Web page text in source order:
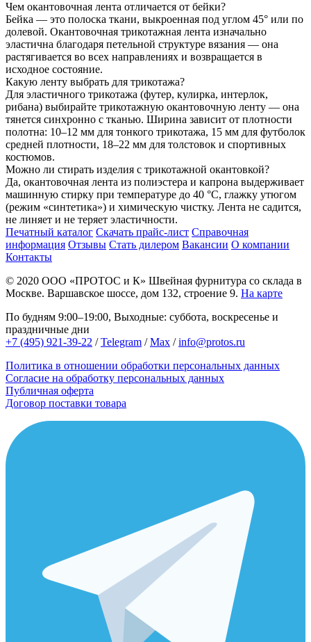
Чем окантовочная лента отличается от бейки?
Бейка — это полоска ткани, выкроенная под углом 45° или по
долевой. Окантовочная трикотажная лента изначально
эластична благодаря петельной структуре вязания — она
растягивается во всех направлениях и возвращается в
исходное состояние.
Какую ленту выбрать для трикотажа?
Для эластичного трикотажа (футер, кулирка, интерлок,
рибана) выбирайте трикотажную окантовочную ленту — она
тянется синхронно с тканью. Ширина зависит от плотности
полотна: 10–12 мм для тонкого трикотажа, 15 мм для футболок
средней плотности, 18–22 мм для толстовок и спортивных
костюмов.
Можно ли стирать изделия с трикотажной окантовкой?
Да, окантовочная лента из полиэстера и капрона выдерживает
машинную стирку при температуре до 40 °C, глажку утюгом
(режим «синтетика») и химическую чистку. Лента не садится,
не линяет и не теряет эластичности.
Печатный каталог Скачать прайс-лист Справочная
информация Отзывы Стать дилером Вакансии О компании
Контакты
© 2020 ООО «ПРОТОС и К» Швейная фурнитура со склада в
Москве. Варшавское шоссе, дом 132, строение 9. На карте
По будням 9:00–19:00, Выходные: суббота, воскресенье и
праздничные дни
+7 (495) 921-39-22 /Telegram /Max /info@protos.ru
Политика в отношении обработки персональных данных
Согласие на обработку персональных данных
Публичная оферта
Договор поставки товара